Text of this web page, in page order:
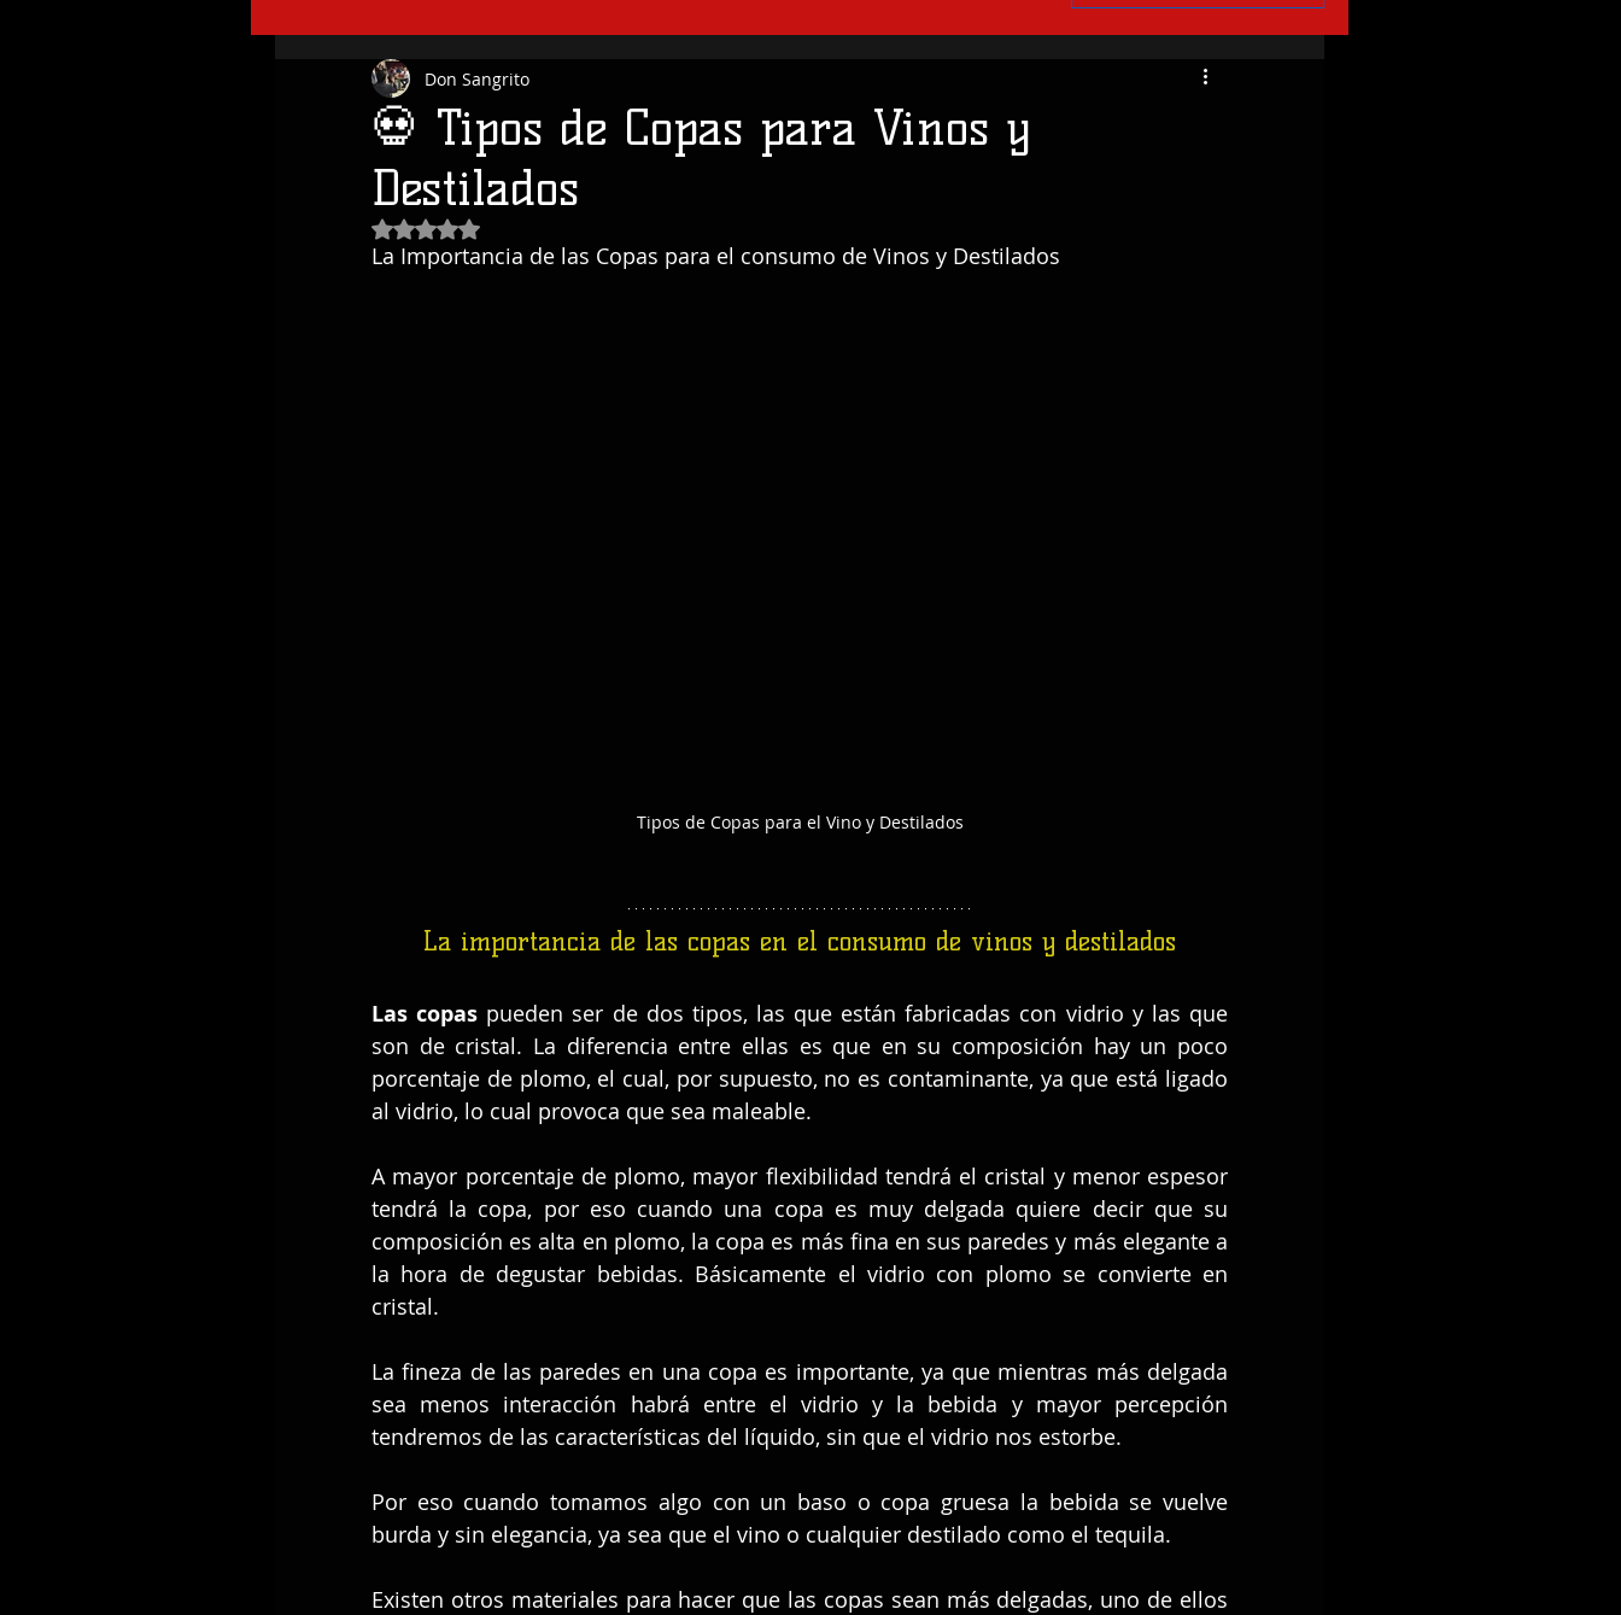
El Alcohol y la Salud Bares y Restaurantes
Coctelería
💀 Tipos de Copas para Vinos y
Destilados
Don Sangrito
Obtuvo NaN de 5 estrellas.
La Importancia de las Copas para el consumo de Vinos y Destilados
Tipos de Copas para el Vino y Destilados
La importancia de las copas en el consumo de vinos y destilados
Las copas pueden ser de dos tipos, las que están fabricadas con vidrio y las que
son de cristal. La diferencia entre ellas es que en su composición hay un poco
porcentaje de plomo, el cual, por supuesto, no es contaminante, ya que está ligado
al vidrio, lo cual provoca que sea maleable.
A mayor porcentaje de plomo, mayor flexibilidad tendrá el cristal y menor espesor
tendrá la copa, por eso cuando una copa es muy delgada quiere decir que su
composición es alta en plomo, la copa es más fina en sus paredes y más elegante a
la hora de degustar bebidas. Básicamente el vidrio con plomo se convierte en
cristal.
La fineza de las paredes en una copa es importante, ya que mientras más delgada
sea menos interacción habrá entre el vidrio y la bebida y mayor percepción
tendremos de las características del líquido, sin que el vidrio nos estorbe.
Por eso cuando tomamos algo con un baso o copa gruesa la bebida se vuelve
burda y sin elegancia, ya sea que el vino o cualquier destilado como el tequila.
Existen otros materiales para hacer que las copas sean más delgadas, uno de ellos